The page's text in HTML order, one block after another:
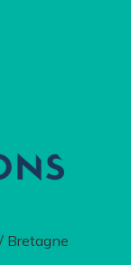
Bretagne